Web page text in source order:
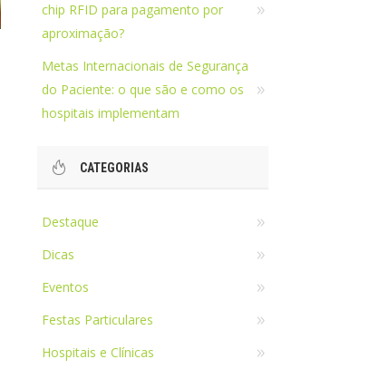
chip RFID para pagamento por
aproximação?
Metas Internacionais de Segurança
do Paciente: o que são e como os
hospitais implementam
CATEGORIAS
Destaque
Dicas
Eventos
Festas Particulares
Hospitais e Clínicas